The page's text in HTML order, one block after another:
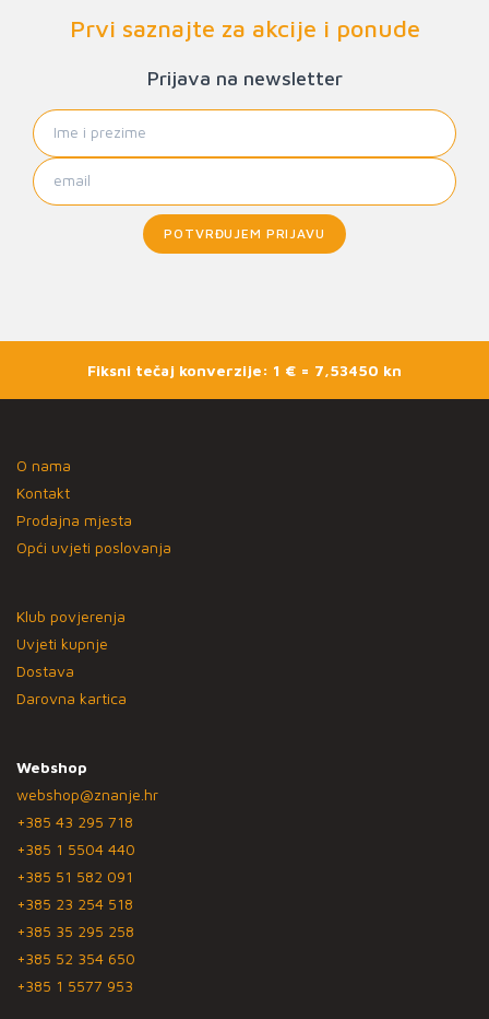
Prvi saznajte za akcije i ponude
Prijava na newsletter
POTVRĐUJEM PRIJAVU
Fiksni tečaj konverzije: 1 € = 7,53450 kn
O nama
Kontakt
Prodajna mjesta
Opći uvjeti poslovanja
Klub povjerenja
Uvjeti kupnje
Dostava
Darovna kartica
Webshop
webshop@znanje.hr
+385 43 295 718
+385 1 5504 440
+385 51 582 091
+385 23 254 518
+385 35 295 258
+385 52 354 650
+385 1 5577 953